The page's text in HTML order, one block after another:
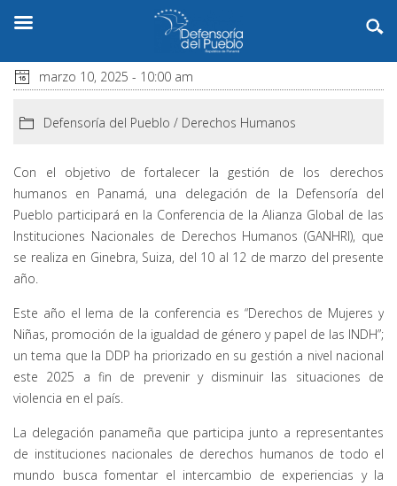
marzo 10, 2025 - 10:00 am
Defensoría del Pueblo / Derechos Humanos
Con el objetivo de fortalecer la gestión de los derechos
humanos en Panamá, una delegación de la Defensoría del
Pueblo participará en la Conferencia de la Alianza Global de las
Instituciones Nacionales de Derechos Humanos (GANHRI), que
se realiza en Ginebra, Suiza, del 10 al 12 de marzo del presente
año.
Este año el lema de la conferencia es “Derechos de Mujeres y
Niñas, promoción de la igualdad de género y papel de las INDH”;
un tema que la DDP ha priorizado en su gestión a nivel nacional
este 2025 a fin de prevenir y disminuir las situaciones de
violencia en el país.
La delegación panameña que participa junto a representantes
de instituciones nacionales de derechos humanos de todo el
mundo busca fomentar el intercambio de experiencias y la